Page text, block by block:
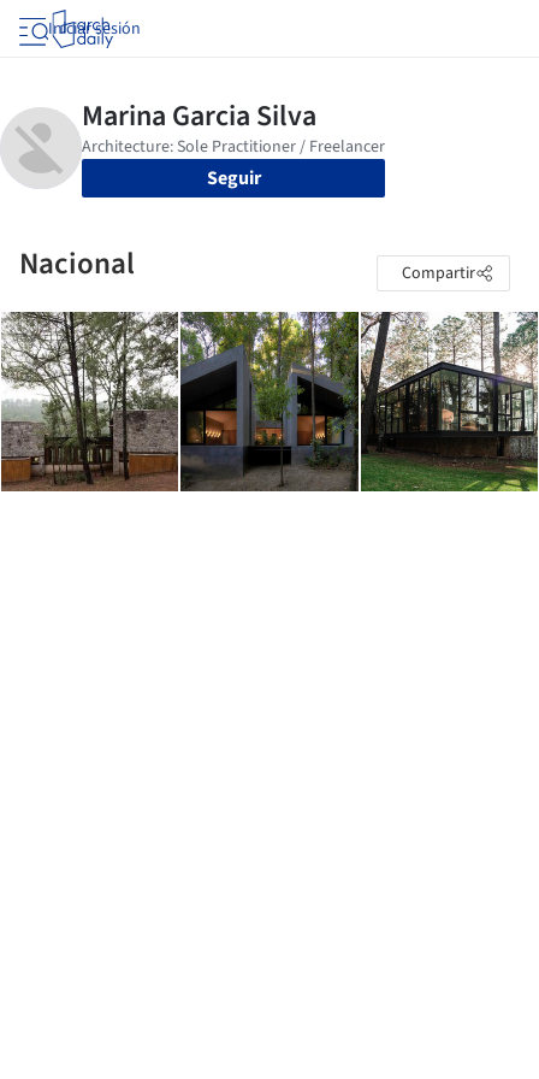
Iniciar sesión
Seguir
Nacional Compartir